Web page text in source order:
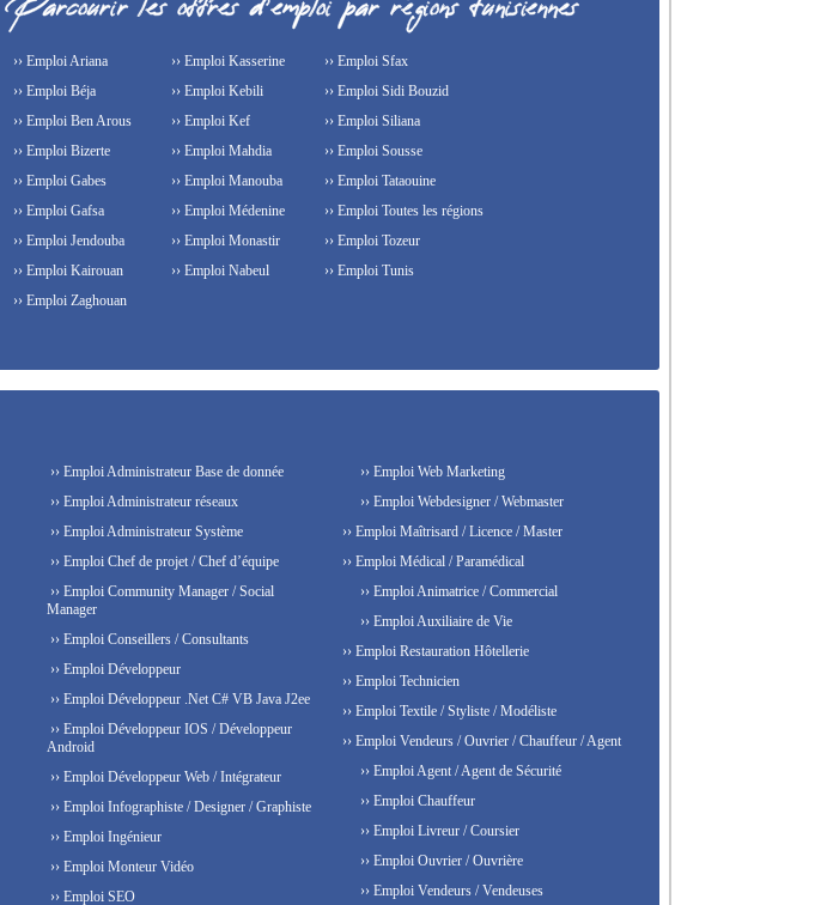
›› Emploi Ariana
›› Emploi Béja
›› Emploi Ben Arous
›› Emploi Bizerte
›› Emploi Gabes
›› Emploi Gafsa
›› Emploi Jendouba
›› Emploi Kairouan
›› Emploi Kasserine
›› Emploi Kebili
›› Emploi Kef
›› Emploi Mahdia
›› Emploi Manouba
›› Emploi Médenine
›› Emploi Monastir
›› Emploi Nabeul
›› Emploi Sfax
›› Emploi Sidi Bouzid
›› Emploi Siliana
›› Emploi Sousse
›› Emploi Tataouine
›› Emploi Toutes les régions
›› Emploi Tozeur
›› Emploi Tunis
›› Emploi Zaghouan
›› Emploi Administrateur Base de donnée
›› Emploi Administrateur réseaux
›› Emploi Administrateur Système
›› Emploi Chef de projet / Chef d’équipe
›› Emploi Community Manager / Social
Manager
›› Emploi Conseillers / Consultants
›› Emploi Développeur
›› Emploi Développeur .Net C# VB Java J2ee
›› Emploi Développeur IOS / Développeur
Android
›› Emploi Développeur Web / Intégrateur
›› Emploi Infographiste / Designer / Graphiste
›› Emploi Ingénieur
›› Emploi Monteur Vidéo
›› Emploi SEO
›› Emploi Web Marketing
›› Emploi Webdesigner / Webmaster
›› Emploi Maîtrisard / Licence / Master
›› Emploi Médical / Paramédical
›› Emploi Animatrice / Commercial
›› Emploi Auxiliaire de Vie
›› Emploi Restauration Hôtellerie
›› Emploi Technicien
›› Emploi Textile / Styliste / Modéliste
›› Emploi Vendeurs / Ouvrier / Chauffeur / Agent
›› Emploi Agent / Agent de Sécurité
›› Emploi Chauffeur
›› Emploi Livreur / Coursier
›› Emploi Ouvrier / Ouvrière
›› Emploi Vendeurs / Vendeuses